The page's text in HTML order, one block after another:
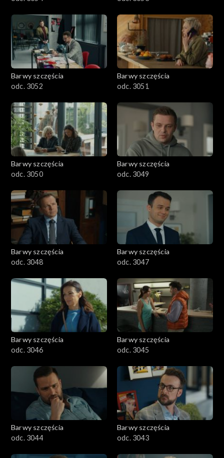
Barwy szczęścia
odc. 3052
Barwy szczęścia
odc. 3051
Barwy szczęścia
odc. 3050
Barwy szczęścia
odc. 3049
Barwy szczęścia
odc. 3048
Barwy szczęścia
odc. 3047
Barwy szczęścia
odc. 3046
Barwy szczęścia
odc. 3045
Barwy szczęścia
odc. 3044
Barwy szczęścia
odc. 3043